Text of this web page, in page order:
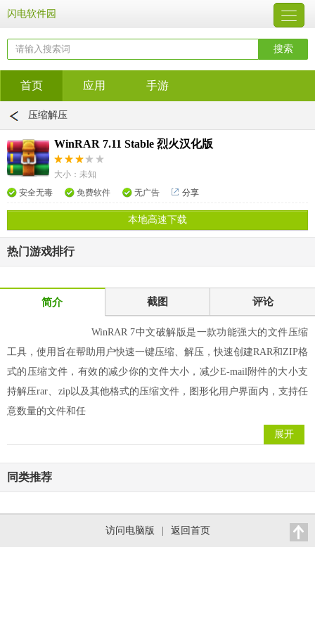
闪电软件园
首页 应用 手游
压缩解压
WinRAR 7.11 Stable 烈火汉化版
大小：未知
安全无毒
免费软件 无广告 分享
本地高速下载
热门游戏排行
简介 截图 评论
WinRAR 7中文破解版是一款功能强大的文件压缩
工具，使用旨在帮助用户快速一键压缩、解压，快速创建RAR和ZIP格
式的压缩文件，有效的减少你的文件大小，减少E-mail附件的大小支
持解压rar、zip以及其他格式的压缩文件，图形化用户界面内，支持任
意数量的文件和任
展开
同类推荐
访问电脑版 返回首页